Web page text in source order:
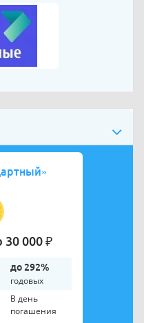
30 000 ₽
до 292%
годовых
В день
погашения